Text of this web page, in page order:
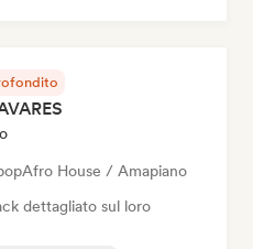
Afro House / Amapiano
dettagliato sul loro